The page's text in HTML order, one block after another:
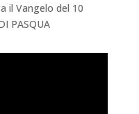
il Vangelo del 10
PASQUA